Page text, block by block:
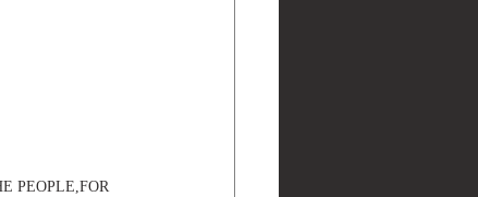
PEOPLE,FOR